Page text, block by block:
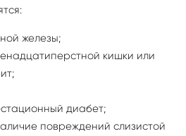
железы;
кишки или
диабет;
повреждений слизистой